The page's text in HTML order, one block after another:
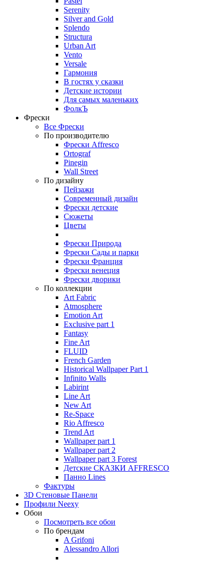
Serenity
Silver and Gold
Splendo
Structura
Urban Art
Vento
Versale
Гармония
В гостях у сказки
Детские истории
Для самых маленьких
ФолкЪ
Фрески
Все Фрески
По производителю
Фрески Affresco
Ortograf
Pinegin
Wall Street
По дизайну
Пейзажи
Современный дизайн
Фрески детские
Сюжеты
Цветы
Фрески Природа
Фрески Сады и парки
Фрески Франция
Фрески венеция
Фрески дворики
По коллекции
Art Fabric
Atmosphere
Emotion Art
Exclusive part 1
Fantasy
Fine Art
FLUID
French Garden
Historical Wallpaper Part 1
Infinito Walls
Labirint
Line Art
New Art
Re-Space
Rio Affresco
Trend Art
Wallpaper part 1
Wallpaper part 2
Wallpaper part 3 Forest
Детские СКАЗКИ AFFRESCO
Панно Lines
Фактуры
3D Стеновые Панели
Профили Neexy
Обои
Посмотреть все обои
По брендам
A Grifoni
Alessandro Allori